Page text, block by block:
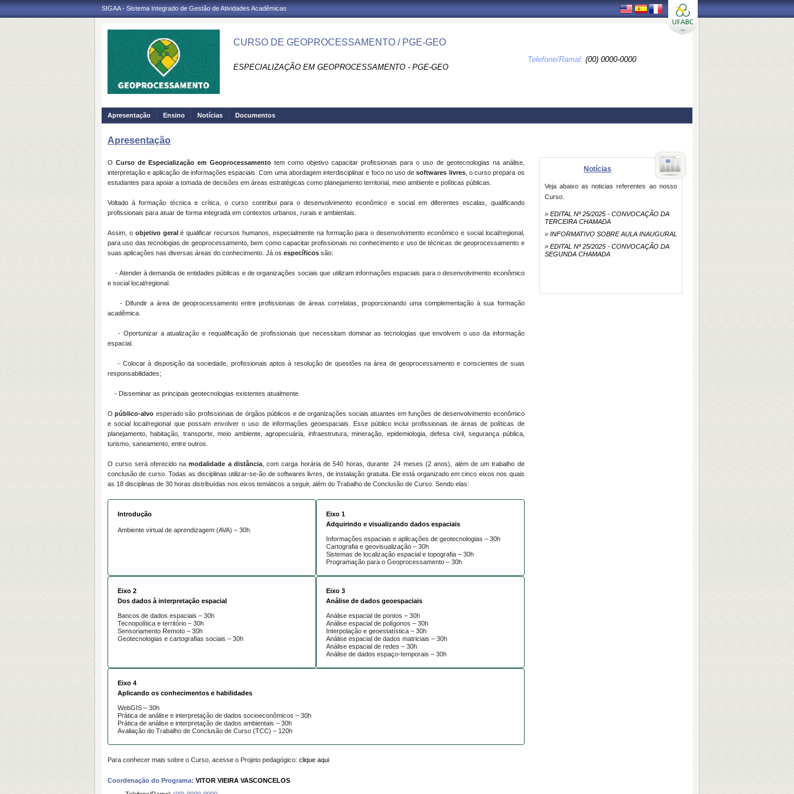
SIGAA - Sistema Integrado de Gestão de Atividades Acadêmicas
CURSO DE GEOPROCESSAMENTO / PGE-GEO
ESPECIALIZAÇÃO EM GEOPROCESSAMENTO - PGE-GEO
Telefone/Ramal: (00) 0000-0000
Apresentação Ensino Notícias Documentos
Apresentação
OCurso de Especialização em Geoprocessamento tem como objetivo capacitar profissionais para o uso de geotecnologias na análise,
interpretação e aplicação de informações espaciais. Com uma abordagem interdisciplinar e foco no uso desoftwares livres, o curso prepara os
estudantes para apoiar a tomada de decisões em áreas estratégicas como planejamento territorial, meio ambiente e políticas públicas.
Voltado à formação técnica e crítica, o curso contribui para o desenvolvimento econômico e social em diferentes escalas, qualificando
profissionais para atuar de forma integrada em contextos urbanos, rurais e ambientais.
Assim, o objetivo geralé qualificar recursos humanos, especialmente na formação para o desenvolvimento econômico e social local/regional,
para uso das tecnologias de geoprocessamento, bem como capacitar profissionais no conhecimento e uso de técnicas de geoprocessamento e
suas aplicações nas diversas áreas do conhecimento. Já os específicos são:
- Atender à demanda de entidades públicas e de organizações sociais que utilizam informações espaciais para o desenvolvimento econômico
e social local/regional.
- Difundir a área de geoprocessamento entre profissionais de áreas correlatas, proporcionando uma complementação à sua formação
acadêmica.
- Oportunizar a atualização e requalificação de profissionais que necessitam dominar as tecnologias que envolvem o uso da informação
espacial.
- Colocar à disposição da sociedade, profissionais aptos à resolução de questões na área de geoprocessamento e conscientes de suas
responsabilidades;
- Disseminar as principais geotecnologias existentes atualmente
Opúblico-alvo esperado são profissionais de órgãos públicos e de organizações sociais atuantes em funções de desenvolvimento econômico
e social local/regional que possam envolver o uso de informações geoespaciais. Esse público inclui profissionais de áreas de políticas de
planejamento, habitação, transporte, meio ambiente, agropecuária, infraestrutura, mineração, epidemiologia, defesa civil, segurança pública,
turismo, saneamento, entre outros.
O curso será oferecido namodalidade a distância, com carga horária de 540 horas, durante 24 meses (2 anos), além de um trabalho de
conclusão de curso. Todas as disciplinas utilizar-se-ão de softwares livres, de instalação gratuita. Ele está organizado em cinco eixos nos quais
as 18 disciplinas de 30 horas distribuídas nos eixos temáticos a seguir, além do Trabalho de Conclusão de Curso. Sendo elas:
Introdução
Ambiente virtual de aprendizagem (AVA) – 30h
Eixo 1
Adquirindo e visualizando dados espaciais
Informações espaciais e aplicações de geotecnologias – 30h
Cartografia e geovisualização – 30h
Sistemas de localização espacial e topografia – 30h
Programação para o Geoprocessamento – 30h
Eixo 2
Dos dados à interpretação espacial
Bancos de dados espaciais – 30h
Tecnopolítica e território – 30h
Sensoriamento Remoto – 30h
Geotecnologias e cartografias sociais – 30h
Eixo 3
Análise de dados geoespaciais
Análise espacial de pontos – 30h
Análise espacial de polígonos – 30h
Interpolação e geoestatística – 30h
Análise espacial de dados matriciais – 30h
Análise espacial de redes – 30h
Análise de dados espaço-temporais – 30h
Eixo 4
Aplicando os conhecimentos e habilidades
WebGIS – 30h
Prática de análise e interpretação de dados socioeconômicos – 30h
Prática de análise e interpretação de dados ambientais – 30h
Avaliação do Trabalho de Conclusão de Curso (TCC) – 120h
Para conhecer mais sobre o Curso, acesse o Projeto pedagógico: clique aqui
Coordenação do Programa: VITOR VIEIRA VASCONCELOS
Notícias
Veja abaixo as noticias referentes ao nosso
Curso.
» EDITAL Nº 25/2025 - CONVOCAÇÃO DA
TERCEIRA CHAMADA
» INFORMATIVO SOBRE AULA INAUGURAL
» EDITAL Nº 25/2025 - CONVOCAÇÃO DA
SEGUNDA CHAMADA